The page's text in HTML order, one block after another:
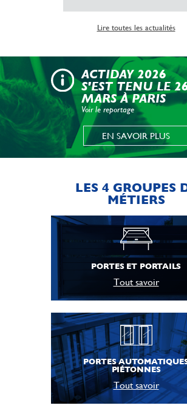
Lire toutes les actualités
ACTIDAY 2026
S'EST TENU LE
MARS À PARIS
Voir le reportage
EN SAVOIR PLUS
LES 4 GROUPES
MÉTIERS
PORTES ET PORTAILS
Tout savoir
PORTES
PIÉTONNES
Tout savoir